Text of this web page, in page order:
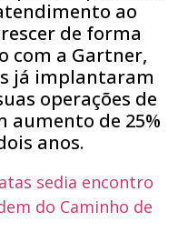
ao
de forma
com a Gartner,
já implantaram
operações de
aumento de 25%
anos.